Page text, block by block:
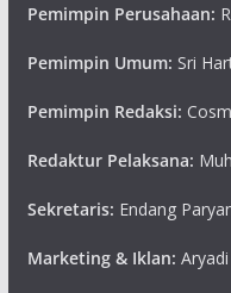
Pemimpin Perusahaan:
Pemimpin Umum: Sri
Pemimpin Redaksi:
Redaktur Pelaksana:
Sekretaris: Endang
Marketing & Iklan: Aryadi